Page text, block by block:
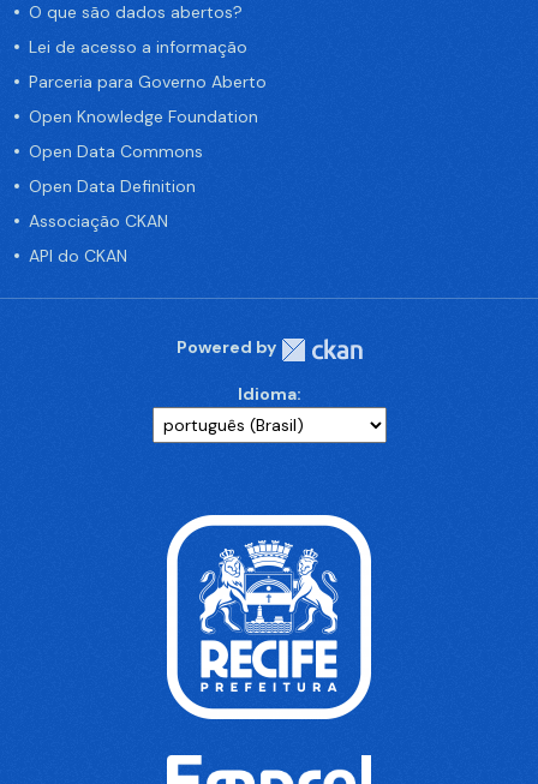
O que são dados abertos?
Lei de acesso a informação
Parceria para Governo Aberto
Open Knowledge Foundation
Open Data Commons
Open Data Definition
Associação CKAN
API do CKAN
Powered by
Idioma